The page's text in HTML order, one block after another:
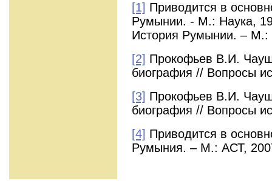
[1] Приводится в
Румынии. - М.: Наука,
История Румынии. –
[2] Прокофьев В.И.
биография // Вопросы
[3] Прокофьев В.И.
биография // Вопросы
[4] Приводится в
Румыния. – М.: АСТ,